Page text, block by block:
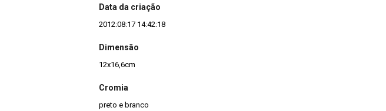
Data da criação
2012:08:17 14:42:18
Dimensão
12x16,6cm
Cromia
preto e branco